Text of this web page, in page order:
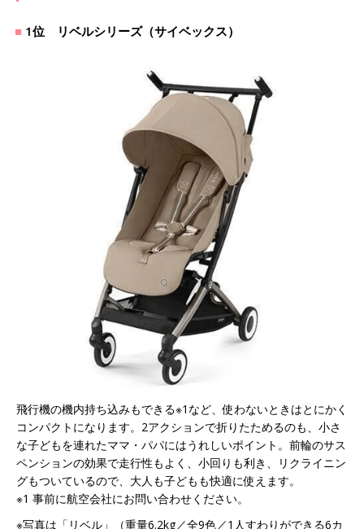
1位 リベルシリーズ（サイベックス）
飛行機の機内持ち込みもできる※1など、使わないときはとにかく
コンパクトになります。2アクションで折りたためるのも、小さ
な子どもを連れたママ・パパにはうれしいポイント。前輪のサス
ペンションの効果で走行性もよく、小回りも利き、リクライニン
グもついているので、大人も子どもも快適に使えます。
※1 事前に航空会社にお問い合わせください。
※写真は「リベル」（重量6.2kg／全9色／1人すわりができる6カ